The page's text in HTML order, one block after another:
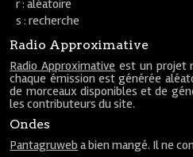
r : aléatoire
s : recherche
Radio Approximative
Radio Approximative est un projet
chaque émission est générée
de morceaux disponibles et de
les contributeurs du site.
Ondes
Pantagruweb a bien mangé. Il ne